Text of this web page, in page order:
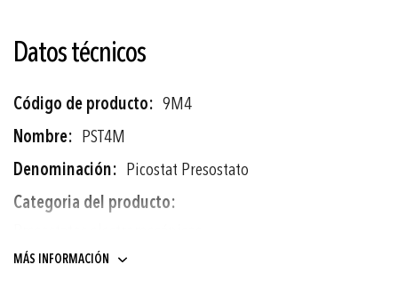
Datos técnicos
Más
información
9M4
PST4M
Picostat Presostato
MÁS INFORMACIÓN